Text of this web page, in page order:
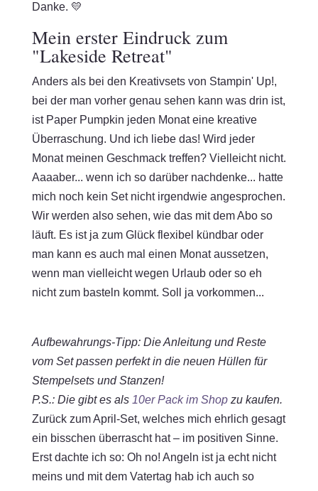
Danke. 💛
Mein erster Eindruck zum
"Lakeside Retreat"
Anders als bei den Kreativsets von Stampin' Up!,
bei der man vorher genau sehen kann was drin ist,
ist Paper Pumpkin jeden Monat eine kreative
Überraschung. Und ich liebe das! Wird jeder
Monat meinen Geschmack treffen? Vielleicht nicht.
Aaaaber... wenn ich so darüber nachdenke... hatte
mich noch kein Set nicht irgendwie angesprochen.
Wir werden also sehen, wie das mit dem Abo so
läuft. Es ist ja zum Glück flexibel kündbar oder
man kann es auch mal einen Monat aussetzen,
wenn man vielleicht wegen Urlaub oder so eh
nicht zum basteln kommt. Soll ja vorkommen...
Aufbewahrungs-Tipp: Die Anleitung und Reste
vom Set passen perfekt in die neuen Hüllen für
Stempelsets und Stanzen!
P.S.: Die gibt es als 10er Pack im Shopzu kaufen.
Zurück zum April-Set, welches mich ehrlich gesagt
ein bisschen überrascht hat – im positiven Sinne.
Erst dachte ich so: Oh no! Angeln ist ja echt nicht
meins und mit dem Vatertag hab ich auch so